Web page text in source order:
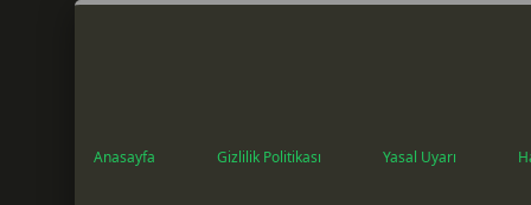
Anasayfa Gizlilik Politikası Yasal Uyarı